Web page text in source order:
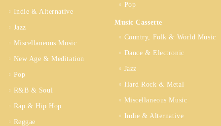
Indie & Alternative
Jazz
Miscellaneous Music
New Age & Meditation
Pop
R&B & Soul
Rap & Hip Hop
Reggae
Pop
Music Cassette
Country, Folk & World Music
Dance & Electronic
Jazz
Hard Rock & Metal
Miscellaneous Music
Indie & Alternative